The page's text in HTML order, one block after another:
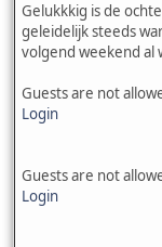
Gelukkkig is de
geleidelijk steeds
volgend weekend al
Guests are not
Login
Guests are not
Login